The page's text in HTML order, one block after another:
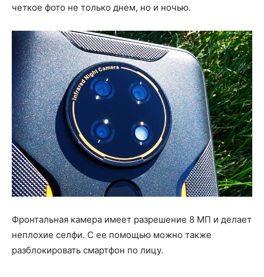
четкое фото не только днем, но и ночью.
Фронтальная камера имеет разрешение 8 МП и делает
неплохие селфи. С ее помощью можно также
разблокировать смартфон по лицу.